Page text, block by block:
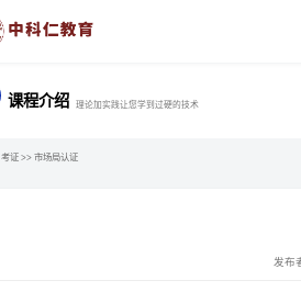
课程介绍 理论加实践让您学到过硬的技术
考证 >> 市场局认证
发布